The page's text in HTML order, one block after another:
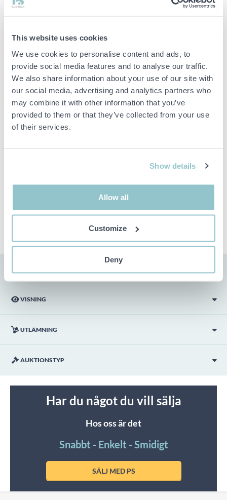
This website uses cookies
We use cookies to personalise content and ads, to
provide social media features and to analyse our traffic.
We also share information about your use of our site with
our social media, advertising and analytics partners who
may combine it with other information that you’ve
provided to them or that they’ve collected from your use
of their services.
Show details
Allow all
Customize
Deny
VISNING
UTLÄMNING
AUKTIONSTYP
Stela väggarmatur IP44 med installation dikt vägg. Tidlös design
Sockel: GX53
Temperatur: -35-+35°
220-240V
110x110x200 mm
Viktig info
objektet och därmed ansvarar inte PS för avvikelsen.
i objektsbeskrivningen. Objektsbeskrivningen är framtagen
efter bästa möjliga förmåga men är ej bindande i detalj.
OBS! Eventuell pall och palltillbehör som syns på bilden
ingår ej i objektet om detta inte är angett i beskrivningen.
Har du något du vill sälja
Hos oss är det
Snabbt - Enkelt - Smidigt
SÄLJ MED PS